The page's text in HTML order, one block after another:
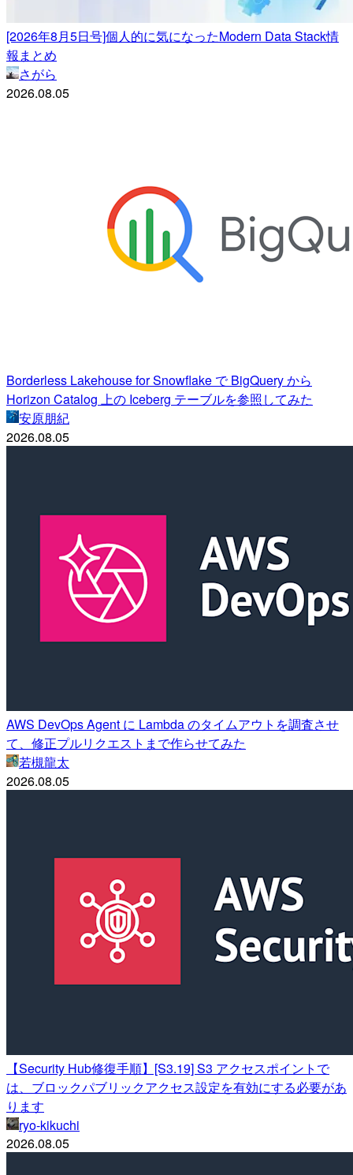
[2026年8月5日号]個人的に気になったModern Data Stack情
報まとめ
さがら
2026.08.05
Borderless Lakehouse for Snowflake で BigQuery から
Horizon Catalog 上の Iceberg テーブルを参照してみた
安原朋紀
2026.08.05
AWS DevOps Agent に Lambda のタイムアウトを調査させ
て、修正プルリクエストまで作らせてみた
若槻龍太
2026.08.05
【Security Hub修復手順】[S3.19] S3 アクセスポイントで
は、ブロックパブリックアクセス設定を有効にする必要があ
ります
ryo-kikuchi
2026.08.05